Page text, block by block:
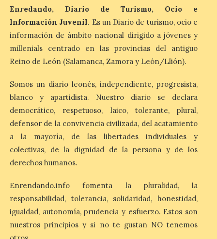
Cruz Roja concluye el
Gran Premio de La Bañeza
con 33 atenciones,
incluidos los 10 heridos en
los dos accidentes
registrados durante el fin
de semana
10 Ago 2026
Cruz Roja concluye el Gran
Premio de La Bañeza con
33 atenciones, incluidos
los 10 heridos en los dos
durante el fin de semana. El dispositivo
a nueve personas heridas en el […]
El Ayuntamiento de
Zamora impulsa la
Enredando, Diario de Turismo, Ocio e
Información Juvenil. Es un Diario de turismo, ocio e
información de ámbito nacional dirigido a jóvenes y
millenials centrado en las provincias del antiguo
Reino de León (Salamanca, Zamora y León/Llión).
Somos un diario leonés, independiente, progresista,
blanco y apartidista. Nuestro diario se declara
democrático, respetuoso, laico, tolerante, plural,
defensor de la convivencia civilizada, del acatamiento
a la mayoría, de las libertades individuales y
colectivas, de la dignidad de la persona y de los
derechos humanos.
Enrendando.info fomenta la pluralidad, la
responsabilidad, tolerancia, solidaridad, honestidad,
igualdad, autonomía, prudencia y esfuerzo. Estos son
nuestros principios y si no te gustan NO tenemos